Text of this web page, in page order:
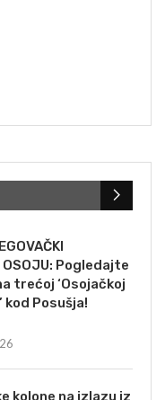
OSOJU: Pogledajte
trećoj ‘Osojačkoj
Posušja!
kolone na izlazu iz